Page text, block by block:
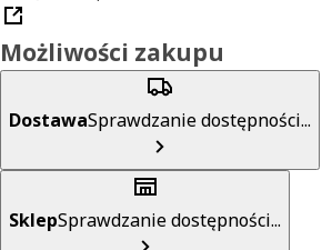
Możliwości zakupu
DostawaSprawdzanie dostępności...
SklepSprawdzanie dostępności...